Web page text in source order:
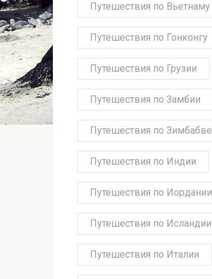
Путешествия по Вьетнаму
Путешествия по Гонконгу
Путешествия по Грузии
Путешествия по Замбии
Путешествия по Зимбабве
Путешествия по Индии
Путешествия по Иордании
Путешествия по Исландии
Путешествия по Италии